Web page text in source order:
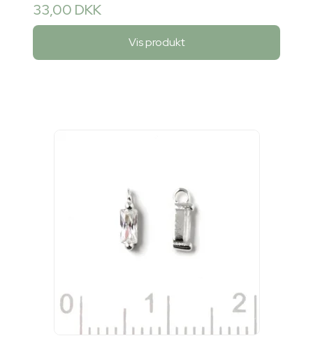
33,00 DKK
Vis produkt